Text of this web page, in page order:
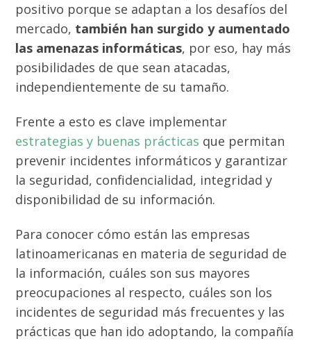
positivo porque se adaptan a los desafíos del
mercado, también han surgido y aumentado
las amenazas informáticas, por eso, hay más
posibilidades de que sean atacadas,
independientemente de su tamaño.
Frente a esto es clave implementar
estrategias y buenas prácticas que permitan
prevenir incidentes informáticos y garantizar
la seguridad, confidencialidad, integridad y
disponibilidad de su información.
Para conocer cómo están las empresas
latinoamericanas en materia de seguridad de
la información, cuáles son sus mayores
preocupaciones al respecto, cuáles son los
incidentes de seguridad más frecuentes y las
prácticas que han ido adoptando, la compañía